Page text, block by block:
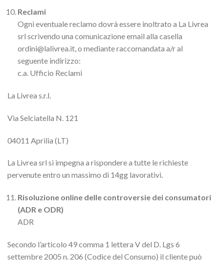
Reclami
Ogni eventuale reclamo dovrà essere inoltrato a La Livrea
srl scrivendo una comunicazione email alla casella
ordini@lalivrea.it, o mediante raccomandata a/r al
seguente indirizzo:
c.a. Ufficio Reclami
La Livrea s.r.l.
Via Selciatella N. 121
04011 Aprilia (LT)
La Livrea srl si impegna a rispondere a tutte le richieste
pervenute entro un massimo di 14gg lavorativi.
Risoluzione online delle controversie dei consumatori
(ADR e ODR)
ADR
Secondo l’articolo 49 comma 1 lettera V del D. Lgs 6
settembre 2005 n. 206 (Codice del Consumo) il cliente può